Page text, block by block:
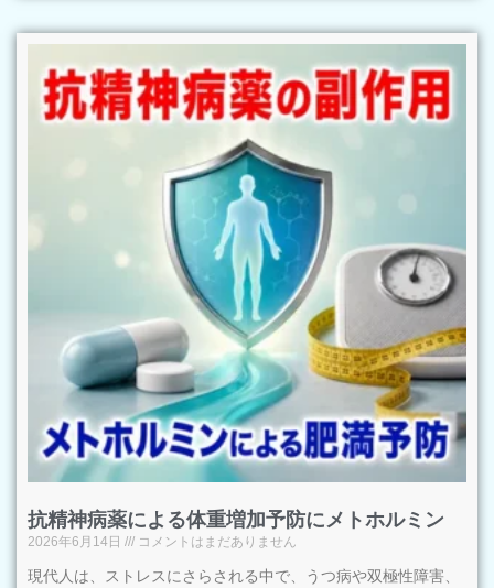
抗精神病薬による体重増加予防にメトホルミン
2026年6月14日 コメントはまだありません
現代人は、ストレスにさらされる中で、うつ病や双極性障害、